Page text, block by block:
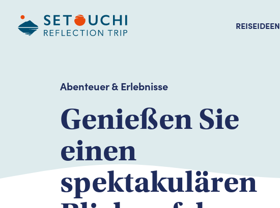
REISEIDEEN
Abenteuer & Erlebnisse
Genießen Sie
einen
spektakulären